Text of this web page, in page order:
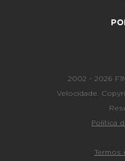
2002 - 2026
Velocidade.
Política
Termos